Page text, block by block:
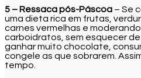
5 – Ressaca pós-Páscoa – Se
uma dieta rica em frutas,
carnes vermelhas e
carboidratos, sem esquecer
ganhar muito chocolate,
congele as que sobrarem.
tempo.